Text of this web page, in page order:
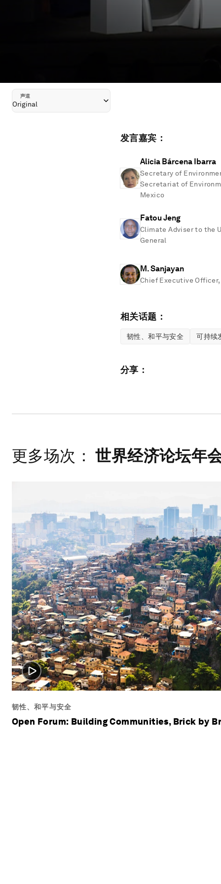
声道
Original
发言嘉宾：
Alicia Bárcena Ibarra
Secretary of
Secretariat of
Mexico
Fatou Jeng
Climate Adviser to the
General
M. Sanjayan
Chief Executive
相关话题：
韧性、和平与安全 可持续
分享：
更多场次： 世界经济论坛年
韧性、和平与安全
Open Forum: Building Communities, Brick by